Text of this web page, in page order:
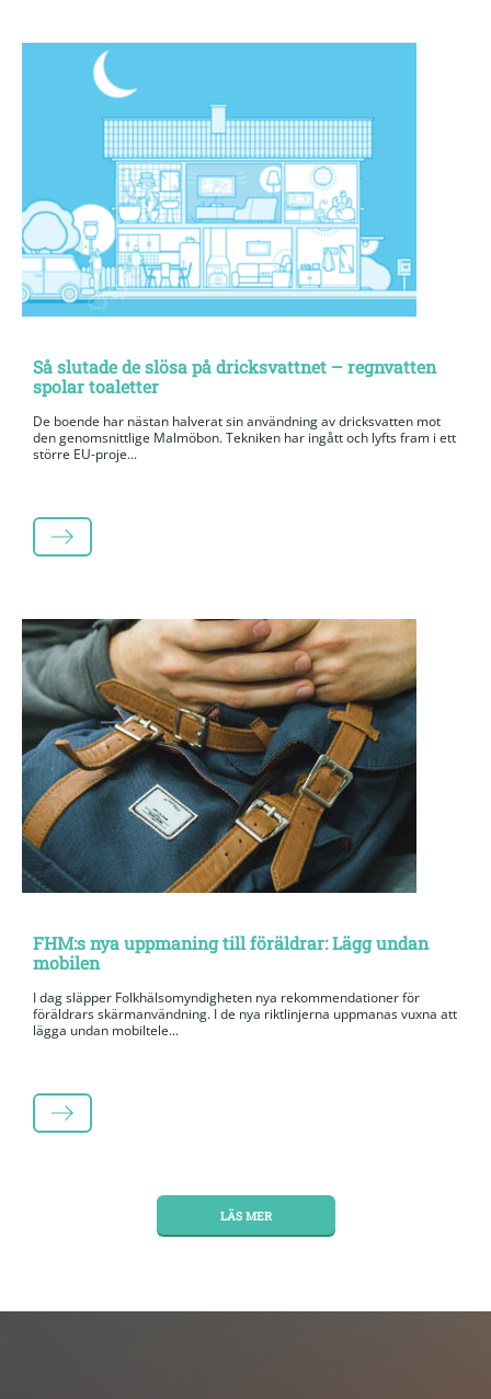
Så slutade de slösa på dricksvattnet – regnvatten
spolar toaletter
De boende har nästan halverat sin användning av dricksvatten mot
den genomsnittlige Malmöbon. Tekniken har ingått och lyfts fram i ett
större EU-proje...
LÄS MER
FHM:s nya uppmaning till föräldrar: Lägg undan
mobilen
I dag släpper Folkhälsomyndigheten nya rekommendationer för
föräldrars skärmanvändning. I de nya riktlinjerna uppmanas vuxna att
lägga undan mobiltele...
LÄS MER
LÄS MER